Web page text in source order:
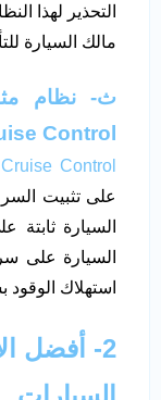
التحذير لهذا
مالك السيارة
Control
Control
على تثبيت
السيارة
السيارة على
استهلاك
2- أفضل